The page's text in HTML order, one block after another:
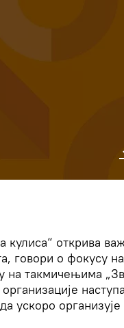
открива
говори о фокусу на
на такмичењима
ускоро организује